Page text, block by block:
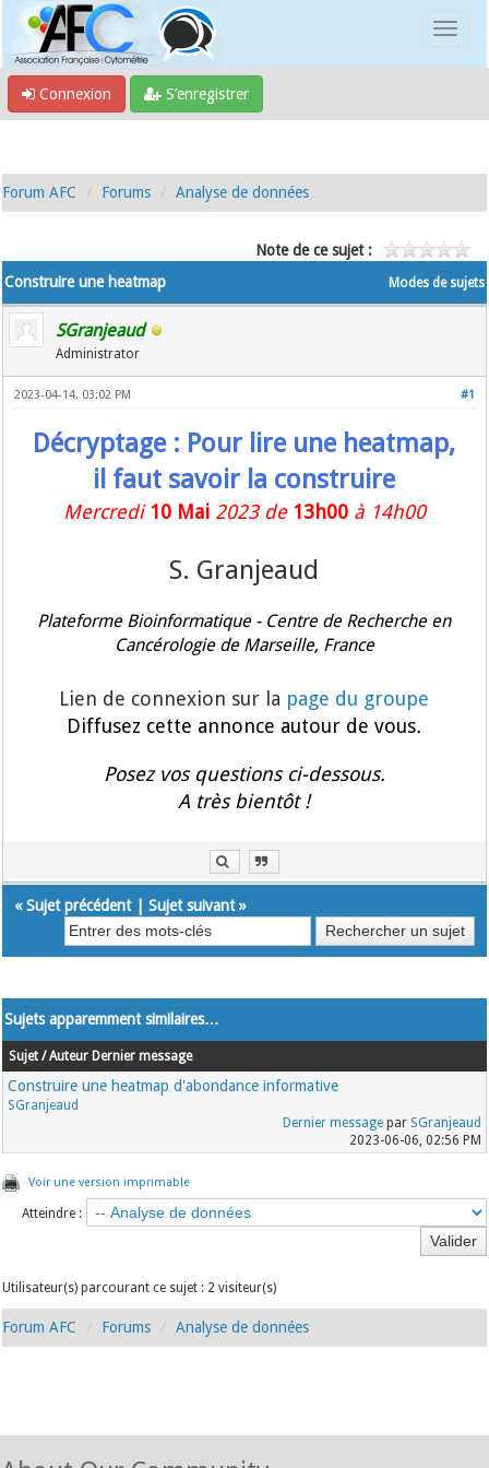
Connexion S’enregistrer
Forum AFC Forums Analyse de données
Note de ce sujet :
Modes de sujets
Construire une heatmap
SGranjeaud
Administrator
#1
2023-04-14, 03:02 PM
Décryptage : Pour lire une heatmap,
il faut savoir la construire
Mercredi10 Mai 2023 de 13h00 à 14h00
S. Granjeaud
Plateforme Bioinformatique - Centre de Recherche en
Cancérologie de Marseille, France
Lien de connexion sur la page du groupe
Diffusez cette annonce autour de vous.
Posez vos questions ci-dessous.
A très bientôt !
«Sujet précédent|Sujet suivant»
Sujets apparemment similaires…
Sujet / Auteur Dernier message
Construire une heatmap d'abondance informative
SGranjeaud
Dernier messagepar SGranjeaud
2023-06-06, 02:56 PM
Voir une version imprimable
Atteindre :
Utilisateur(s) parcourant ce sujet : 2 visiteur(s)
Forum AFC Forums Analyse de données